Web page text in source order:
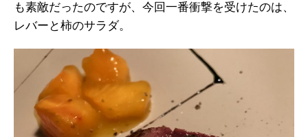
も素敵だったのですが、今回一番衝撃を受けたのは、
レバーと柿のサラダ。